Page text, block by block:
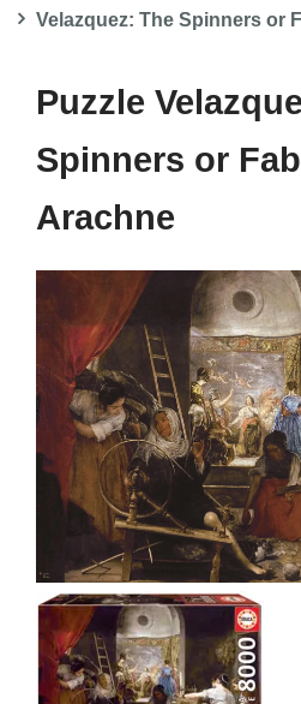
Velazquez: The Spinners or
Puzzle
Spinners or
Arachne